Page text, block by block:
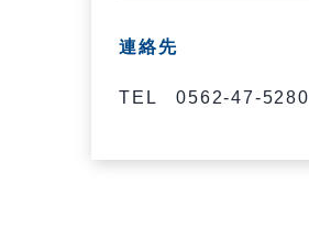
連絡先
TEL 0562-47-5280